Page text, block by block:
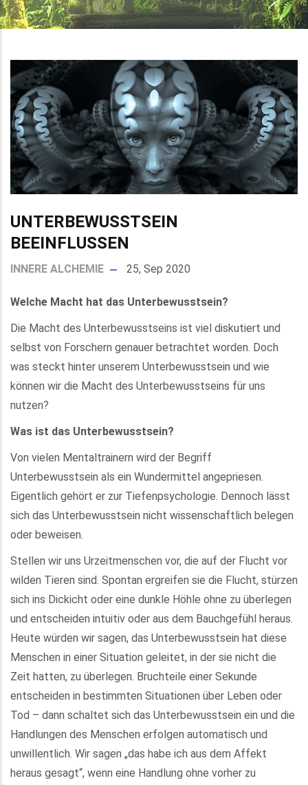
UNTERBEWUSSTSEIN
BEEINFLUSSEN
INNERE ALCHEMIE 25, Sep 2020
Welche Macht hat das Unterbewusstsein?
Die Macht des Unterbewusstseins ist viel diskutiert und
selbst von Forschern genauer betrachtet worden. Doch
was steckt hinter unserem Unterbewusstsein und wie
können wir die Macht des Unterbewusstseins für uns
nutzen?
Was ist das Unterbewusstsein?
Von vielen Mentaltrainern wird der Begriff
Unterbewusstsein als ein Wundermittel angepriesen.
Eigentlich gehört er zur Tiefenpsychologie. Dennoch lässt
sich das Unterbewusstsein nicht wissenschaftlich belegen
oder beweisen.
Stellen wir uns Urzeitmenschen vor, die auf der Flucht vor
wilden Tieren sind. Spontan ergreifen sie die Flucht, stürzen
sich ins Dickicht oder eine dunkle Höhle ohne zu überlegen
und entscheiden intuitiv oder aus dem Bauchgefühl heraus.
Heute würden wir sagen, das Unterbewusstsein hat diese
Menschen in einer Situation geleitet, in der sie nicht die
Zeit hatten, zu überlegen. Bruchteile einer Sekunde
entscheiden in bestimmten Situationen über Leben oder
Tod – dann schaltet sich das Unterbewusstsein ein und die
Handlungen des Menschen erfolgen automatisch und
unwillentlich. Wir sagen „das habe ich aus dem Affekt
heraus gesagt“, wenn eine Handlung ohne vorher zu